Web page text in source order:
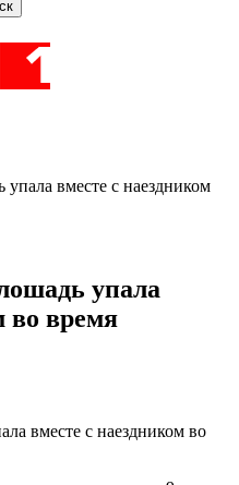
вместе с наездником
упала
во время